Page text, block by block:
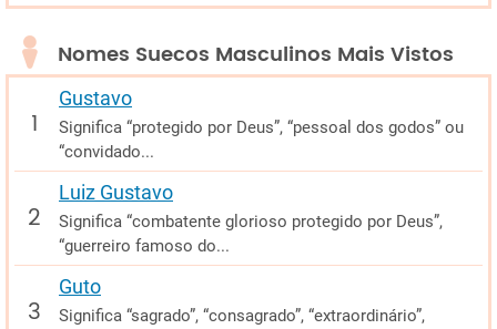
Nomes Suecos Masculinos Mais Vistos
Gustavo
Significa “protegido por Deus”, “pessoal dos godos” ou
“convidado...
Luiz Gustavo
Significa “combatente glorioso protegido por Deus”,
“guerreiro famoso do...
Guto
Significa “sagrado”, “consagrado”, “extraordinário”,